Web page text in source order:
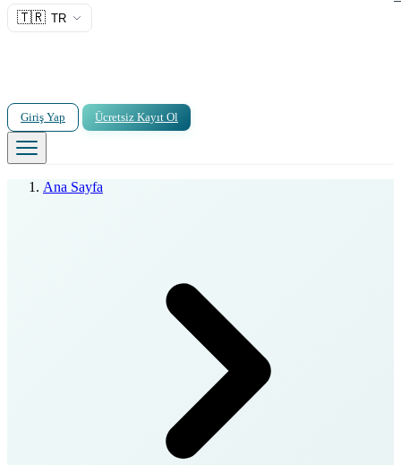
🇹🇷 TR
Giriş Yap Ücretsiz Kayıt Ol
Ana Sayfa